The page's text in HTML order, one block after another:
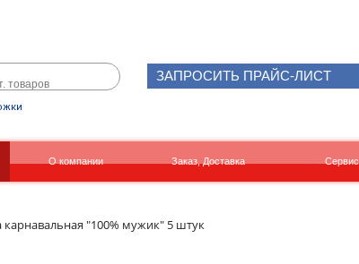
ЗАПРОСИТЬ ПРАЙС-ЛИСТ
О компании Заказ, Доставка Сервис
"100% мужик" 5 штук